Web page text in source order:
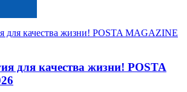
для качества жизни! POSTA